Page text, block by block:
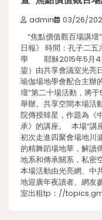
admin 03/26/
“焦點價值觀百場講壇
日報》 時間：孔子二
學 耶穌2015年5月4
鋆）由共享會議室光亮
瑜伽場地學會配合主辦
壇”第二十場活動，將
舉辦。共享空間本場活
院傳授韓星，作題為《
承》的講座。 本場“講
初次走進四聚會場地川
的精舞蹈場地華，解讀
地系和傳承關系，私密
本場活動由光亮網、中
地迎廣年夜讀者、網友
室出租tp：//